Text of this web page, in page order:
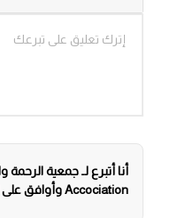
Accociation وأوافق على